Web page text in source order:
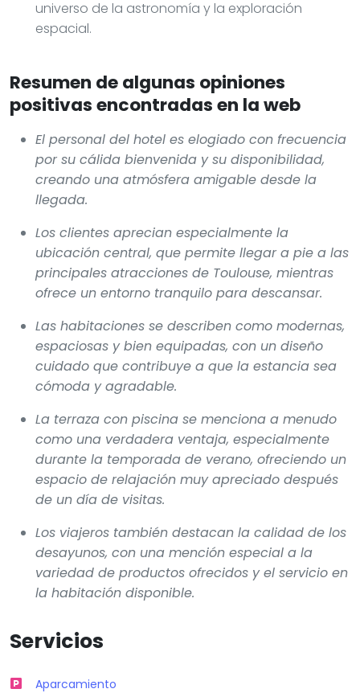
universo de la astronomía y la exploración
espacial.
Resumen de algunas opiniones
positivas encontradas en la web
El personal del hotel es elogiado con frecuencia
por su cálida bienvenida y su disponibilidad,
creando una atmósfera amigable desde la
llegada.
Los clientes aprecian especialmente la
ubicación central, que permite llegar a pie a las
principales atracciones de Toulouse, mientras
ofrece un entorno tranquilo para descansar.
Las habitaciones se describen como modernas,
espaciosas y bien equipadas, con un diseño
cuidado que contribuye a que la estancia sea
cómoda y agradable.
La terraza con piscina se menciona a menudo
como una verdadera ventaja, especialmente
durante la temporada de verano, ofreciendo un
espacio de relajación muy apreciado después
de un día de visitas.
Los viajeros también destacan la calidad de los
desayunos, con una mención especial a la
variedad de productos ofrecidos y el servicio en
la habitación disponible.
Servicios
Aparcamiento